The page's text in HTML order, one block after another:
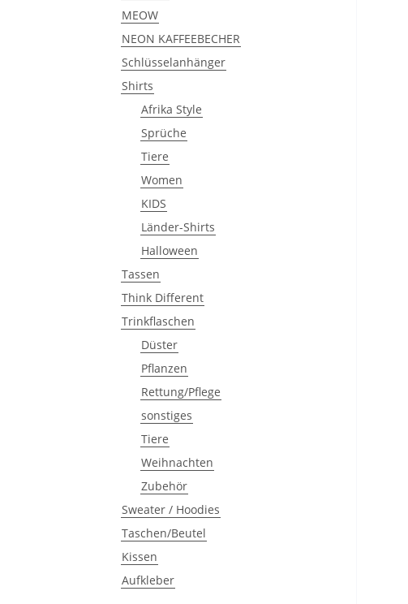
MEOW
NEON KAFFEEBECHER
Schlüsselanhänger
Shirts
Afrika Style
Sprüche
Tiere
Women
KIDS
Länder-Shirts
Halloween
Tassen
Think Different
Trinkflaschen
Düster
Pflanzen
Rettung/Pflege
sonstiges
Tiere
Weihnachten
Zubehör
Sweater / Hoodies
Taschen/Beutel
Kissen
Aufkleber